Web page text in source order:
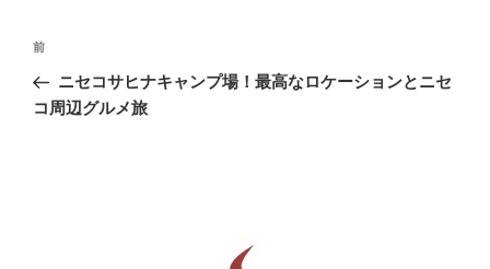
投
ナ
前
の
投
前
ニセコサヒナキャンプ場！最高なロケーションとニセ
コ周辺グルメ旅